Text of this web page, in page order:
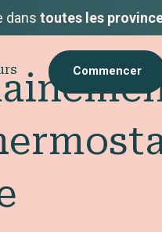
dans toutes les
Commencer